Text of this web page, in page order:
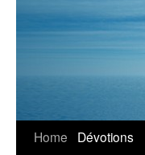
Skip
Home
Dévotions